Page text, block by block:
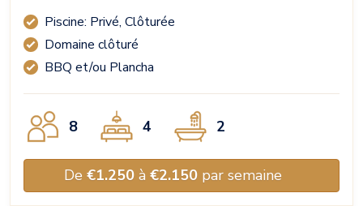
Piscine: Privé, Clôturée
Domaine clôturé
BBQ et/ou Plancha
8 4 2
De €1.250 à €2.150 par semaine